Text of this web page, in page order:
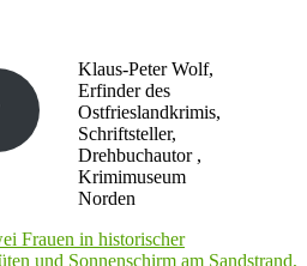
Klaus-Peter Wolf,
Erfinder des
Ostfrieslandkrimis,
Schriftsteller,
Drehbuchautor ,
Krimimuseum
Norden